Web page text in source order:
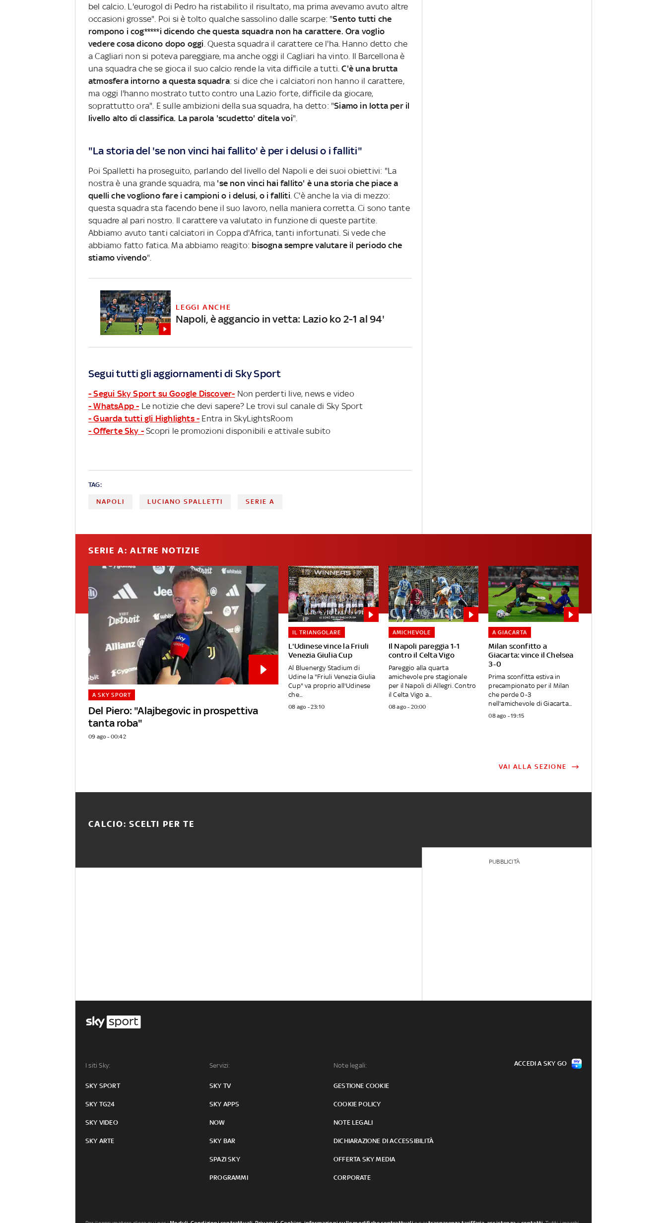
bel calcio. L'eurogol di Pedro ha ristabilito il risultato, ma prima avevamo avuto altre
occasioni grosse". Poi si è tolto qualche sassolino dalle scarpe: "Sento tutti che
rompono i cog*****i dicendo che questa squadra non ha carattere. Ora voglio
vedere cosa dicono dopo oggi. Questa squadra il carattere ce l'ha. Hanno detto che
a Cagliari non si poteva pareggiare, ma anche oggi il Cagliari ha vinto. Il Barcellona è
una squadra che se gioca il suo calcio rende la vita difficile a tutti.C'è una brutta
atmosfera intorno a questa squadra: si dice che i calciatori non hanno il carattere,
ma oggi l'hanno mostrato tutto contro una Lazio forte, difficile da giocare,
soprattutto ora". E sulle ambizioni della sua squadra, ha detto: "Siamo in lotta per il
livello alto di classifica. La parola 'scudetto' ditela voi".
"La storia del 'se non vinci hai fallito' è per i delusi o i falliti"
Poi Spalletti ha proseguito, parlando del livello del Napoli e dei suoi obiettivi: "La
nostra è una grande squadra, ma 'se non vinci hai fallito' è una storia che piace a
quelli che vogliono fare i campioni o i delusi, o i falliti. C'è anche la via di mezzo:
questa squadra sta facendo bene il suo lavoro, nella maniera corretta. Ci sono tante
squadre al pari nostro. Il carattere va valutato in funzione di queste partite.
Abbiamo avuto tanti calciatori in Coppa d'Africa, tanti infortunati. Si vede che
abbiamo fatto fatica. Ma abbiamo reagito: bisogna sempre valutare il periodo che
stiamo vivendo".
LEGGI ANCHE
Napoli, è aggancio in vetta: Lazio ko 2-1 al 94'
Segui tutti gli aggiornamenti di Sky Sport
- Segui Sky Sport su Google Discover- Non perderti live, news e video
- WhatsApp - Le notizie che devi sapere? Le trovi sul canale di Sky Sport
- Guarda tutti gli Highlights - Entra in SkyLightsRoom
- Offerte Sky - Scopri le promozioni disponibili e attivale subito
TAG:
NAPOLI LUCIANO SPALLETTI SERIE A
SERIE A: ALTRE NOTIZIE
Del Piero: "Alajbegovic in prospettiva
tanta roba"
A SKY SPORT
09 ago - 00:42
L'Udinese vince la Friuli
Venezia Giulia Cup
IL TRIANGOLARE
Al Bluenergy Stadium di
Udine la "Friuli Venezia Giulia
Cup" va proprio all'Udinese
che...
08 ago - 23:10
Il Napoli pareggia 1-1
contro il Celta Vigo
AMICHEVOLE
Pareggio alla quarta
amichevole pre stagionale
per il Napoli di Allegri. Contro
il Celta Vigo a...
08 ago - 20:00
Milan sconfitto a
Giacarta: vince il Chelsea
3-0
A GIACARTA
Prima sconfitta estiva in
precampionato per il Milan
che perde 0-3
nell'amichevole di Giacarta...
08 ago - 19:15
VAI ALLA SEZIONE
CALCIO: SCELTI PER TE
PUBBLICITÀ
I siti Sky:
SKY SPORT
SKY TG24
SKY VIDEO
SKY ARTE
Servizi:
SKY TV
SKY APPS
NOW
SKY BAR
SPAZI SKY
PROGRAMMI
Note legali:
GESTIONE COOKIE
COOKIE POLICY
NOTE LEGALI
DICHIARAZIONE DI ACCESSIBILITÀ
OFFERTA SKY MEDIA
CORPORATE
ACCEDI A SKY GO